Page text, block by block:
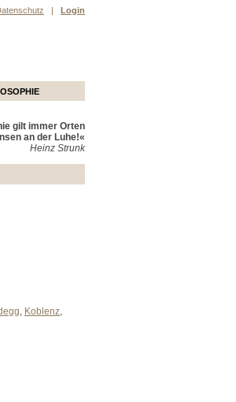
| Login
gilt immer Orten
an der Luhe!«
Heinz Strunk
Koblenz